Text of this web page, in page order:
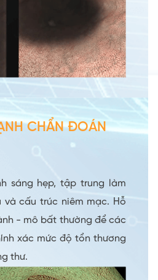
CHẨN ĐOÁN
sáng hẹp, tập trung làm
cấu trúc niêm mạc. Hỗ
- mô bất thường để các
xác mức độ tổn thương
thư.